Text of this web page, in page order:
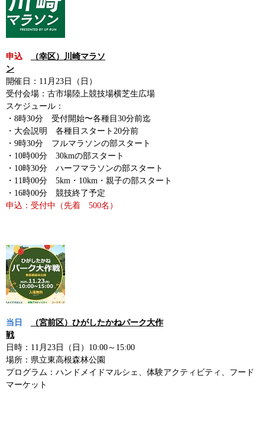
申込
（幸区）川崎マラソ
ン
開催日：11月23日（日）
受付会場：古市場陸上競技場横芝生広場
スケジュール：
・8時30分 受付開始〜各種目30分前迄
・大会説明 各種目スタート20分前
・9時30分 フルマラソンの部スタート
・10時00分 30kmの部スタート
・10時30分 ハーフマラソンの部スタート
・11時00分 5km・10km・親子の部スタート
・16時00分 競技終了予定
申込：受付中（先着 500名）
当日
（宮前区）ひがしたかねパーク大作
戦
日時：11月23日（日）10:00～15:00
場所：県立東高根森林公園
プログラム：ハンドメイドマルシェ、体験アクティビティ、フード
マーケット